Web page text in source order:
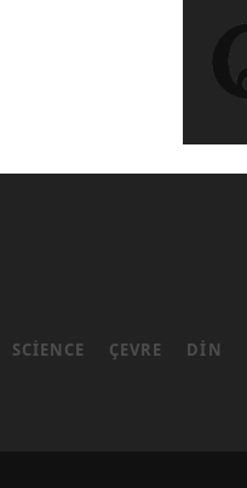
SCIENCE ÇEVRE DIN